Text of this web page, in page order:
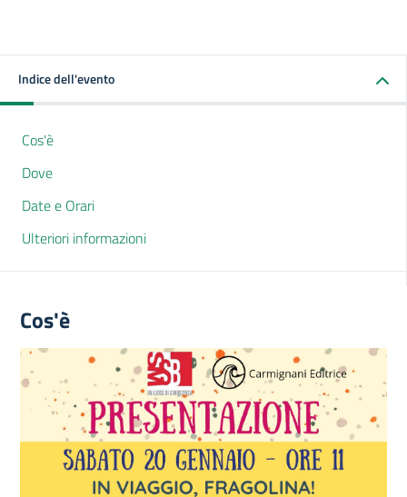
Indice dell'evento
Cos'è
Dove
Date e Orari
Ulteriori informazioni
Cos'è